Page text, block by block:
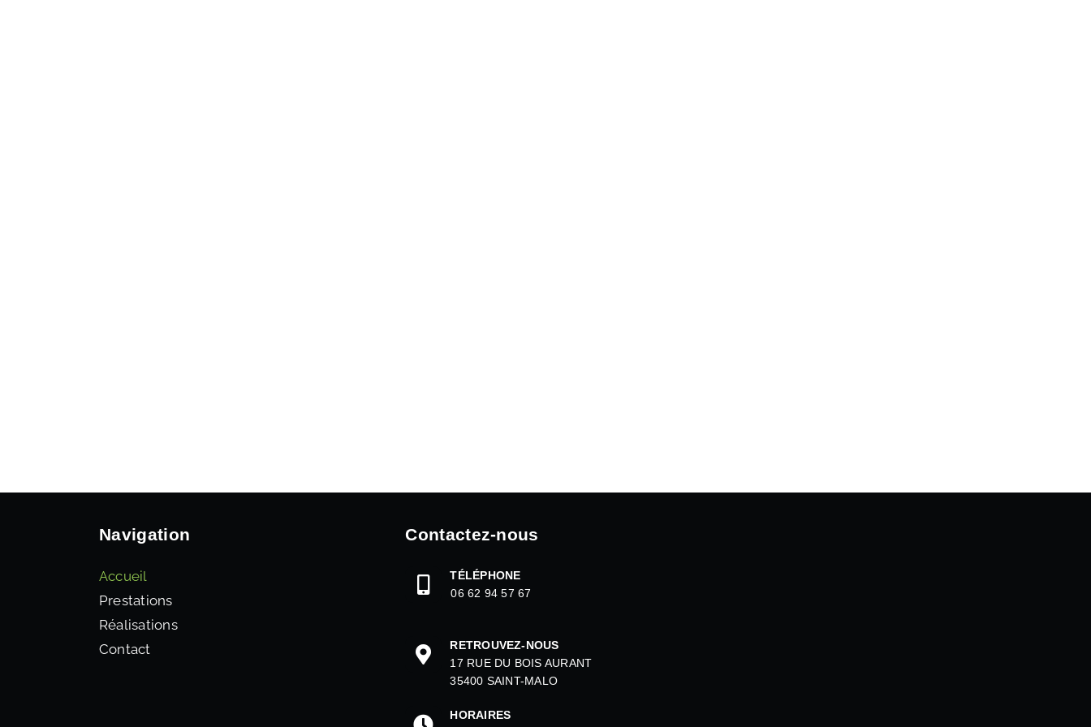
Navigation
Accueil
Prestations
Réalisations
Contact
Contactez-nous
TÉLÉPHONE
06 62 94 57 67
RETROUVEZ-NOUS
17 RUE DU BOIS AURANT
35400 SAINT-MALO
HORAIRES